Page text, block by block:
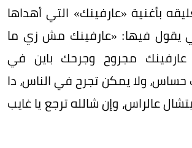
بأغنية «عارفينك» التي أهداها
يقول فيها: «عارفينك مش زي ما
عارفينك مجروح وجرحك باين في
حساس، ولا يمكن تجرح في الناس، دا
عالراس، وإن شالله ترجع يا غايب